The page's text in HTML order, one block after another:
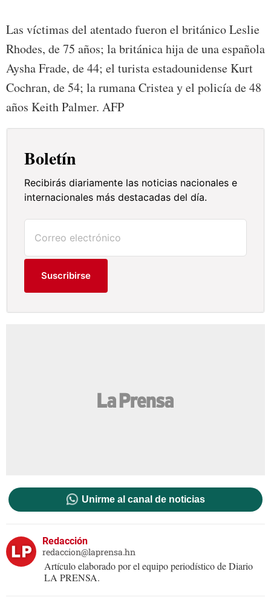
Las víctimas del atentado fueron el británico Leslie
Rhodes, de 75 años; la británica hija de una española
Aysha Frade, de 44; el turista estadounidense Kurt
Cochran, de 54; la rumana Cristea y el policía de 48
años Keith Palmer. AFP
Boletín
Recibirás diariamente las noticias nacionales e
internacionales más destacadas del día.
Suscribirse
Unirme al canal de noticias
Redacción
redaccion@laprensa.hn
Artículo elaborado por el equipo periodístico de Diario
LA PRENSA.